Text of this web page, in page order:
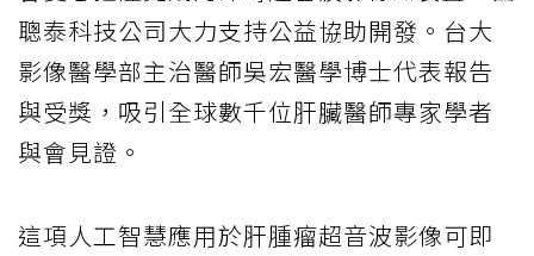
聰泰科技公司大力支持公益協助開發。台大
影像醫學部主治醫師吳宏醫學博士代表報告
與受獎，吸引全球數千位肝臟醫師專家學者
與會見證。
這項人工智慧應用於肝腫瘤超音波影像可即